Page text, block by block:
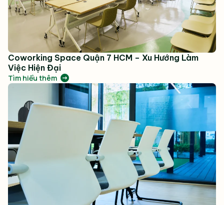
Coworking Space Quận 7 HCM – Xu Hướng Làm
Việc Hiện Đại
Tìm hiểu thêm